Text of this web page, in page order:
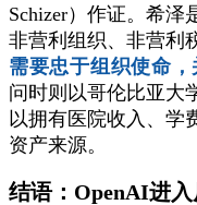
Schizer）作证。希
非营利组织、非营利
需要忠于组织使命
问时则以哥伦比亚大
以拥有医院收入、学
资产来源。
结语：OpenAI进